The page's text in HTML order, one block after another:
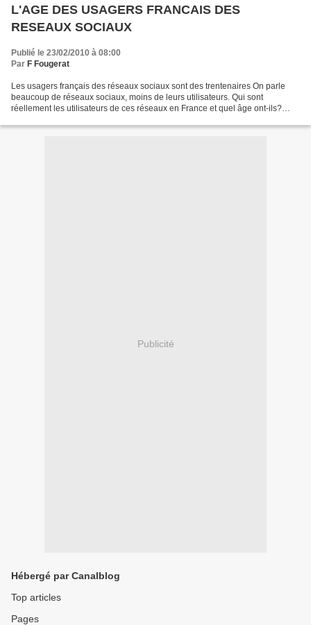
L'AGE DES USAGERS FRANCAIS DES
RESEAUX SOCIAUX
Publié le 23/02/2010 à 08:00
Par F Fougerat
Les usagers français des réseaux sociaux sont des trentenaires On parle
beaucoup de réseaux sociaux, moins de leurs utilisateurs. Qui sont
réellement les utilisateurs de ces réseaux en France et quel âge ont-ils?
Publicité
Hébergé par Canalblog
Top articles
Pages